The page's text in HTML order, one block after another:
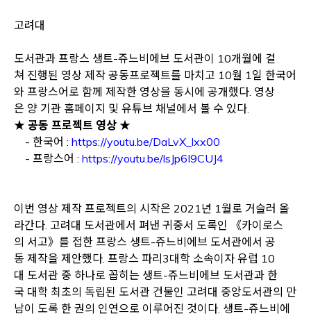
고려대
도서관과 프랑스 생트-쥬느비에브 도서관이 10개월에 걸
쳐 진행된 영상 제작 공동프로젝트를 마치고 10월 1일 한국어
와 프랑스어로 함께 제작한 영상을 동시에 공개했다. 영상
은 양 기관 홈페이지 및 유튜브 채널에서 볼 수 있다.
★ 공동 프로젝트 영상 ★
- 한국어 : https://youtu.be/DaLvX_lxx00
- 프랑스어 : https://youtu.be/lsJp6I9CUJ4
이번 영상 제작 프로젝트의 시작은 2021년 1월로 거슬러 올
라간다. 고려대 도서관에서 펴낸 귀중서 도록인 《카이로스
의 서고》를 접한 프랑스 생트-쥬느비에브 도서관에서 공
동 제작을 제안했다. 프랑스 파리3대학 소속이자 유럽 10
대 도서관 중 하나로 꼽히는 생트-쥬느비에브 도서관과 한
국 대학 최초의 독립된 도서관 건물인 고려대 중앙도서관의 만
남이 도록 한 권의 인연으로 이루어진 것이다. 생트-쥬느비에